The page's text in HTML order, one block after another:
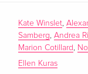
Kate Winslet,
Samberg,Andrea
Marion Cotillard ,
Ellen Kuras